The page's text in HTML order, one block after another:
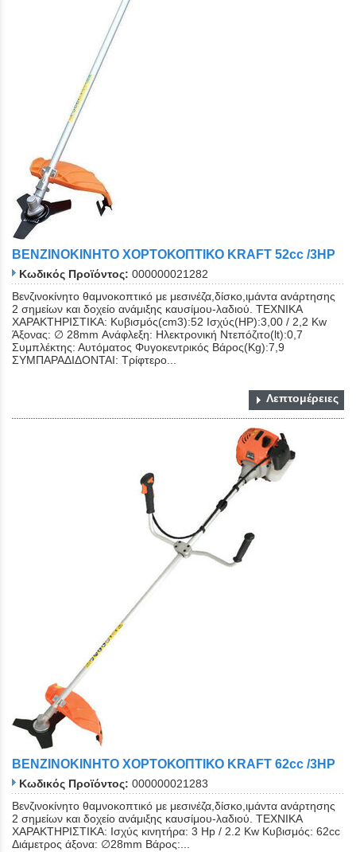
ΒΕΝΖΙΝΟΚΙΝΗΤΟ ΧΟΡΤΟΚΟΠΤΙΚΟ KRAFT 52cc /3HP
Κωδικός Προϊόντος: 000000021282
Βενζινοκίνητο θαμνοκοπτικό με μεσινέζα,δίσκο,ιμάντα ανάρτησης
2 σημείων και δοχείο ανάμιξης καυσίμου-λαδιού. ΤΕΧΝΙΚΑ
ΧΑΡΑΚΤΗΡΙΣΤΙΚΑ: Κυβισμός(cm3):52 Ισχύς(ΗΡ):3,00 / 2,2 Kw
Άξονας: ∅ 28mm Ανάφλεξη: Ηλεκτρονική Ντεπόζιτο(lt):0,7
Συμπλέκτης: Αυτόματος Φυγοκεντρικός Βάρος(Kg):7,9
ΣΥΜΠΑΡΑΔΙΔΟΝΤΑΙ: Τρίφτερο...
Λεπτομέρειες
ΒΕΝΖΙΝΟΚΙΝΗΤΟ ΧΟΡΤΟΚΟΠΤΙΚΟ KRAFT 62cc /3HP
Κωδικός Προϊόντος: 000000021283
Βενζινοκίνητο θαμνοκοπτικό με μεσινέζα,δίσκο,ιμάντα ανάρτησης
2 σημείων και δοχείο ανάμιξης καυσίμου-λαδιού. ΤΕΧΝΙΚΑ
ΧΑΡΑΚΤΗΡΙΣΤΙΚΑ: Ισχύς κινητήρα: 3 Hp / 2.2 Kw Κυβισμός: 62cc
Διάμετρος άξονα: ∅28mm Bάρος:...